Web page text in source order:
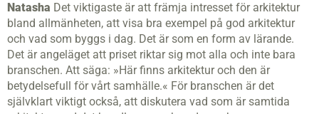
Natasha Det viktigaste är att främja intresset för arkitektur
bland allmänheten, att visa bra exempel på god arkitektur
och vad som byggs i dag. Det är som en form av lärande.
Det är angeläget att priset riktar sig mot alla och inte bara
branschen. Att säga: »Här finns arkitektur och den är
betydelsefull för vårt samhälle.« För branschen är det
självklart viktigt också, att diskutera vad som är samtida